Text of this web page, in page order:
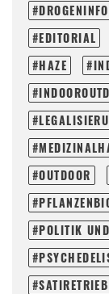
EDITORIAL
HAZE
OUTDOOR
POLITIK
SATIRETRIEB